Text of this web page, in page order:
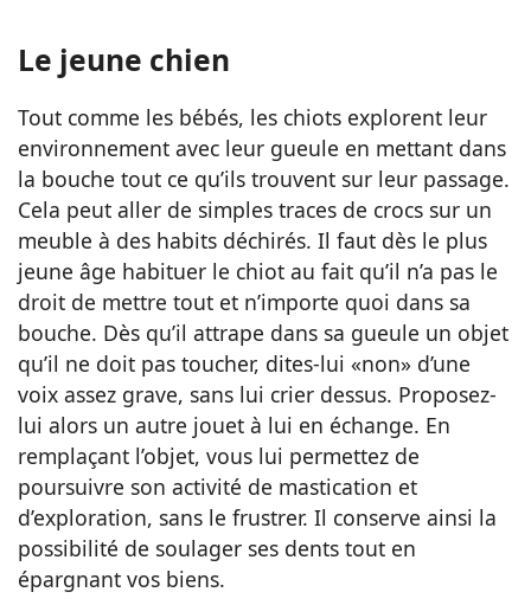
Le jeune chien
Tout comme les bébés, les chiots explorent leur
environnement avec leur gueule en mettant dans
la bouche tout ce qu’ils trouvent sur leur passage.
Cela peut aller de simples traces de crocs sur un
meuble à des habits déchirés. Il faut dès le plus
jeune âge habituer le chiot au fait qu’il n’a pas le
droit de mettre tout et n’importe quoi dans sa
bouche. Dès qu’il attrape dans sa gueule un objet
qu’il ne doit pas toucher, dites-lui «non» d’une
voix assez grave, sans lui crier dessus. Proposez-
lui alors un autre jouet à lui en échange. En
remplaçant l’objet, vous lui permettez de
poursuivre son activité de mastication et
d’exploration, sans le frustrer. Il conserve ainsi la
possibilité de soulager ses dents tout en
épargnant vos biens.